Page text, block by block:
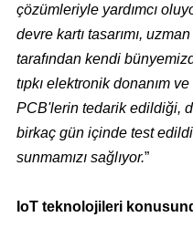
çözümleriyle yardımcı
devre kartı tasarımı,
tarafından kendi
tıpkı elektronik donanım
PCB'lerin tedarik edildiği,
birkaç gün içinde test
sunmamızı sağlıyor.”
IoT teknolojileri